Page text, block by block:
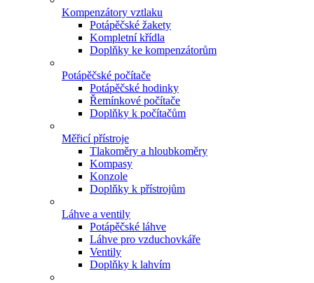
Kompenzátory vztlaku
Potápěčské žakety
Kompletní křídla
Doplňky ke kompenzátorům
Potápěčské počítače
Potápěčské hodinky
Řemínkové počítače
Doplňky k počítačům
Měřicí přístroje
Tlakoměry a hloubkoměry
Kompasy
Konzole
Doplňky k přístrojům
Láhve a ventily
Potápěčské láhve
Láhve pro vzduchovkáře
Ventily
Doplňky k lahvím